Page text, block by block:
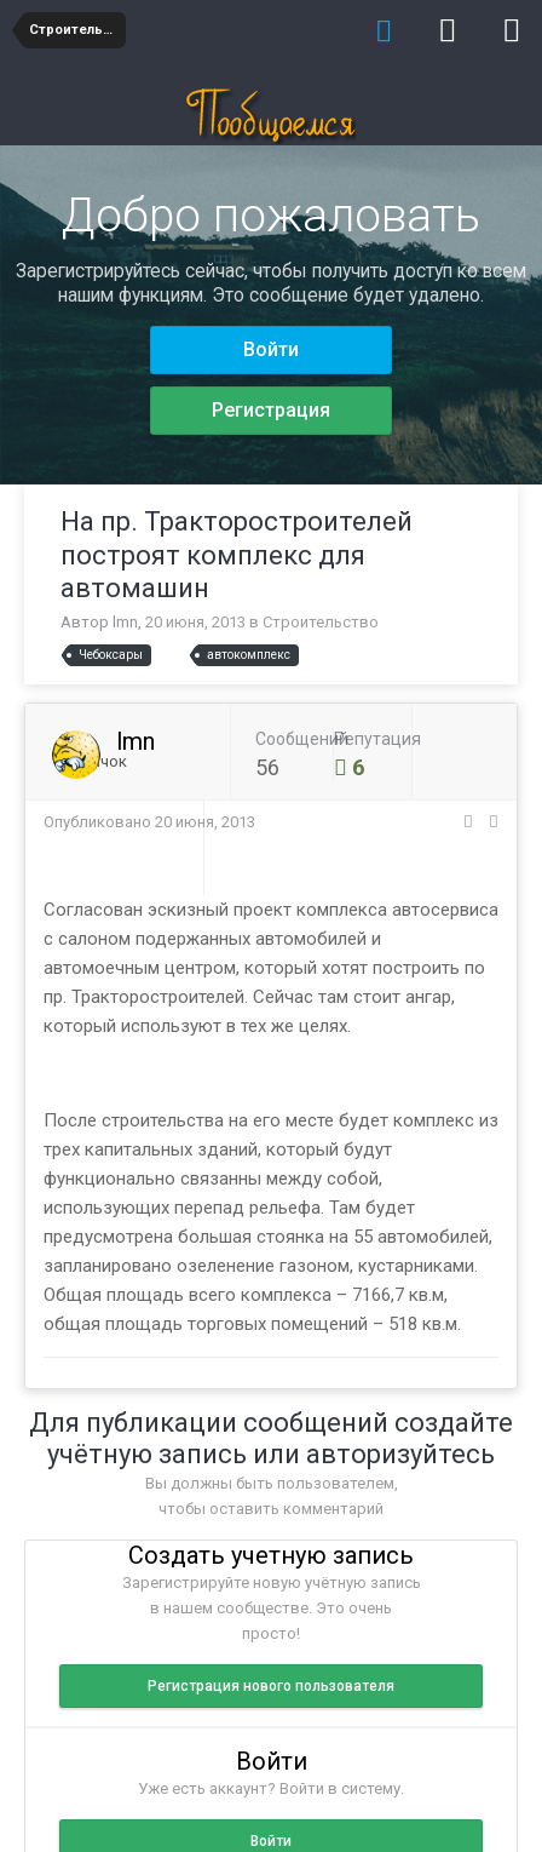
Строительство
Добро пожаловать
Зарегистрируйтесь сейчас, чтобы получить доступ ко всем
нашим функциям. Это сообщение будет удалено.
Войти
Регистрация
На пр. Тракторостроителей
построят комплекс для
автомашин
Автор lmn, 20 июня, 2013 в Строительство
Чебоксары автокомплекс
lmn
Новичок
Сообщений
56
Репутация
6
Опубликовано 20 июня, 2013
Согласован эскизный проект комплекса автосервиса
с салоном подержанных автомобилей и
автомоечным центром, который хотят построить по
пр. Тракторостроителей. Сейчас там стоит ангар,
который используют в тех же целях.
После строительства на его месте будет комплекс из
трех капитальных зданий, который будут
функционально связанны между собой,
использующих перепад рельефа. Там будет
предусмотрена большая стоянка на 55 автомобилей,
запланировано озеленение газоном, кустарниками.
Общая площадь всего комплекса – 7166,7 кв.м,
общая площадь торговых помещений – 518 кв.м.
Для публикации сообщений создайте
учётную запись или авторизуйтесь
Вы должны быть пользователем,
чтобы оставить комментарий
Создать учетную запись
Зарегистрируйте новую учётную запись
в нашем сообществе. Это очень
просто!
Регистрация нового пользователя
Войти
Уже есть аккаунт? Войти в систему.
Войти